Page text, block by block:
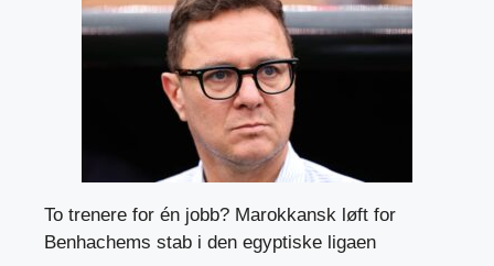
To trenere for én jobb? Marokkansk løft for
Benhachems stab i den egyptiske ligaen